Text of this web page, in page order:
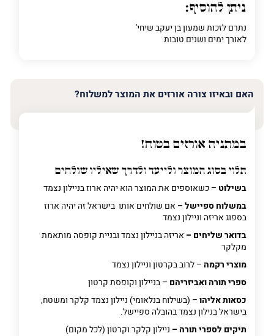
ניתן להוסיף:
נתרם לזכות שמעון בן יעקב שיחי'
לאורך ימים ושנים טובות
האם ובאיזו צורה אורזים את המוצר למשלוח?
במתניה אורזים בטוח!
תלוי בסוג המוצר ולייעד ולדרך שאיליו שולחים
בשילוט – כשאוספים את המוצר הוא יהיה ארוז בניילון נצמד
במשלוח ספיישל – אם שולחים אותו בישראל זה יהיה ארוז
בספוג אריזה וניילון נצמד
בדואר שליחים – אריזה בניילון נצמד ובניית קופסה מותאמת
מקלקר
מוצרי רקמה – לרוב בקרטון וניילון נצמד
ספרי תורה ואביזריהם – בניילון וקופסת קרטון
כסאות אליהו– (בשילוח בנלאומי) ניילון נצמד קלקר ומשטח,
בישראל בנילון נצמד בהובלה ספיישל.
תיקים לספרי תורה – ניילון קלקר וקרטון (לכל מקום)